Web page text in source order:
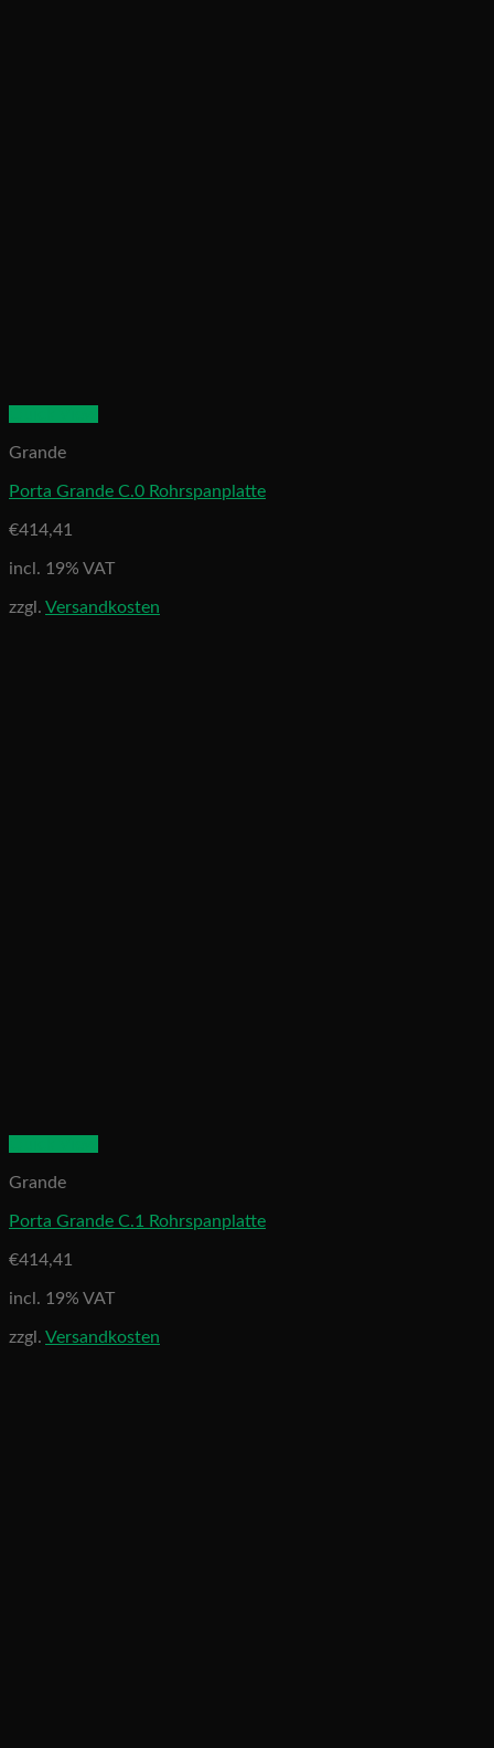
Grande
Porta Grande C.0 Rohrspanplatte
€414,41
incl. 19% VAT
zzgl. Versandkosten
Grande
Porta Grande C.1 Rohrspanplatte
€414,41
incl. 19% VAT
zzgl. Versandkosten